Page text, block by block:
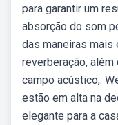
para garantir um
absorção do som
das maneiras mais
reverberação,
campo acústico,.
estão em alta na
elegante para a